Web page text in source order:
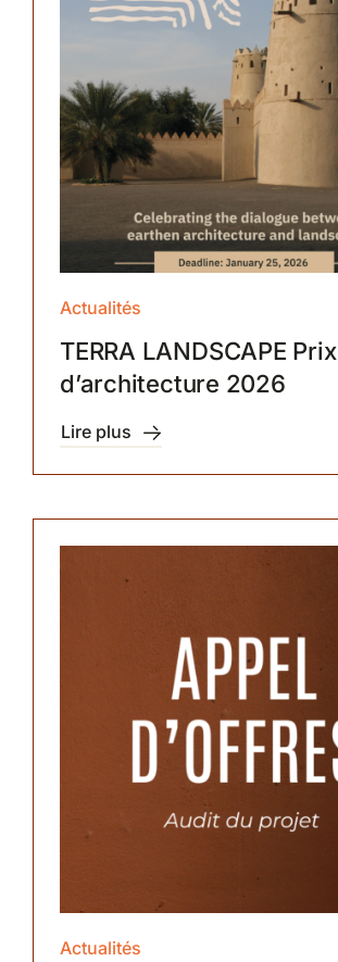
Actualités
TERRA LANDSCAPE Prix
d’architecture 2026
Lire plus
Actualités